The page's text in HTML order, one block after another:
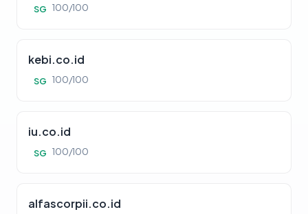
SG 100/100
kebi.co.id
SG 100/100
iu.co.id
SG 100/100
alfascorpii.co.id